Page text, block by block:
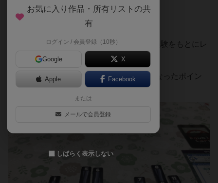
172名 0名 0 6ヶ月前
500種類以上のボードゲームを遊んできた経験をもとにレ
ビューしています。
【遊んで感じた面白い点・魅力】と【気になったポイン
ト】をまとめました。
お気に入り作品・所有リストの共
有
ログイン / 会員登録（10秒）
Google X
Apple Facebook
または
メールで会員登録
しばらく表示しない